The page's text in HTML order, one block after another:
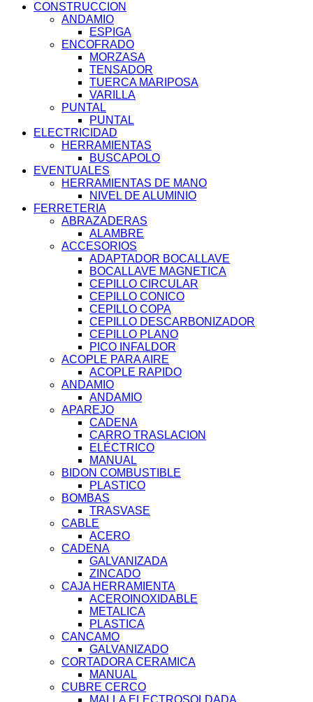
CONSTRUCCION
ANDAMIO
ESPIGA
ENCOFRADO
MORZASA
TENSADOR
TUERCA MARIPOSA
VARILLA
PUNTAL
PUNTAL
ELECTRICIDAD
HERRAMIENTAS
BUSCAPOLO
EVENTUALES
HERRAMIENTAS DE MANO
NIVEL DE ALUMINIO
FERRETERIA
ABRAZADERAS
ALAMBRE
ACCESORIOS
ADAPTADOR BOCALLAVE
BOCALLAVE MAGNETICA
CEPILLO CIRCULAR
CEPILLO CONICO
CEPILLO COPA
CEPILLO DESCARBONIZADOR
CEPILLO PLANO
PICO INFALDOR
ACOPLE PARA AIRE
ACOPLE RAPIDO
ANDAMIO
ANDAMIO
APAREJO
CADENA
CARRO TRASLACION
ELÉCTRICO
MANUAL
BIDON COMBUSTIBLE
PLASTICO
BOMBAS
TRASVASE
CABLE
ACERO
CADENA
GALVANIZADA
ZINCADO
CAJA HERRAMIENTA
ACEROINOXIDABLE
METALICA
PLASTICA
CANCAMO
GALVANIZADO
CORTADORA CERAMICA
MANUAL
CUBRE CERCO
MALLA ELECTROSOLDADA